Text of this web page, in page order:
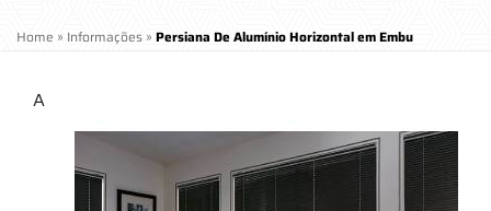
Home » Informações » Persiana De Alumínio Horizontal em Embu
A